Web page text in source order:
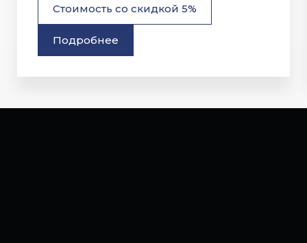
Стоимость со скидкой 5%
Подробнее